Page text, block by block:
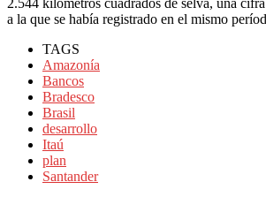
a la que se había registrado en el mismo
TAGS
Amazonía
Bancos
Bradesco
Brasil
desarrollo
Itaú
plan
Santander